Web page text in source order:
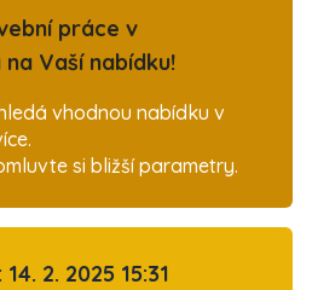
práce v
Vaší nabídku!
vhodnou nabídku v
si bližší parametry.
14. 2. 2025 15:31